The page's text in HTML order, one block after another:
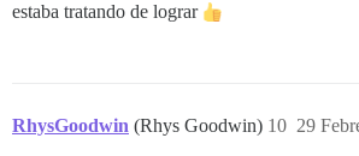
estaba tratando de lograr
RhysGoodwin (Rhys Goodwin) 29
10